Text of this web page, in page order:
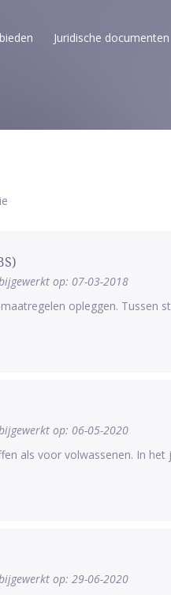
Juridische documenten
op: 07-03-2018
opleggen. Tussen
op: 06-05-2020
als voor volwassenen. In
op: 29-06-2020